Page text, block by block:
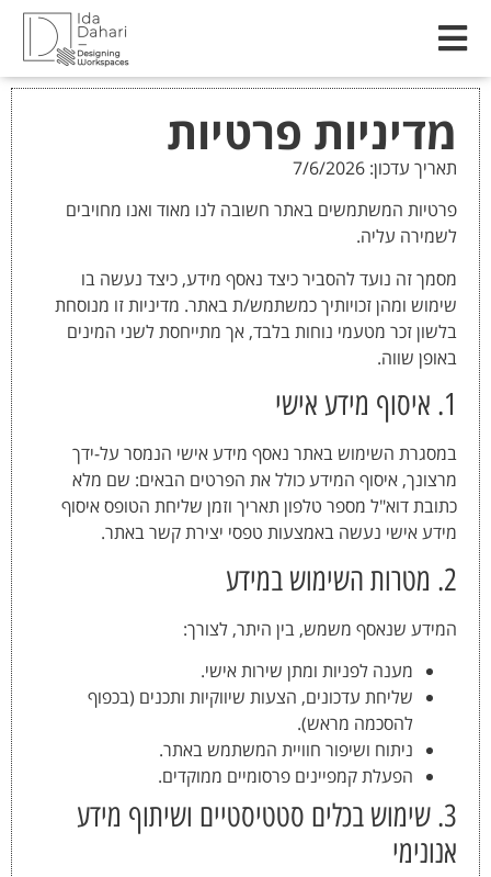
מדיניות פרטיות
תאריך עדכון: 7/6/2026
פרטיות המשתמשים באתר חשובה לנו מאוד ואנו מחויבים
לשמירה עליה.
מסמך זה נועד להסביר כיצד נאסף מידע, כיצד נעשה בו
שימוש ומהן זכויותיך כמשתמש/ת באתר. מדיניות זו מנוסחת
בלשון זכר מטעמי נוחות בלבד, אך מתייחסת לשני המינים
באופן שווה.
1. איסוף מידע אישי
במסגרת השימוש באתר נאסף מידע אישי הנמסר על-ידך
מרצונך, איסוף המידע כולל את הפרטים הבאים: שם מלא
כתובת דוא"ל מספר טלפון תאריך וזמן שליחת הטופס איסוף
מידע אישי נעשה באמצעות טפסי יצירת קשר באתר.
2. מטרות השימוש במידע
המידע שנאסף משמש, בין היתר, לצורך:
מענה לפניות ומתן שירות אישי.
שליחת עדכונים, הצעות שיווקיות ותכנים (בכפוף
להסכמה מראש).
ניתוח ושיפור חוויית המשתמש באתר.
הפעלת קמפיינים פרסומיים ממוקדים.
3. שימוש בכלים סטטיסטיים ושיתוף מידע
אנונימי